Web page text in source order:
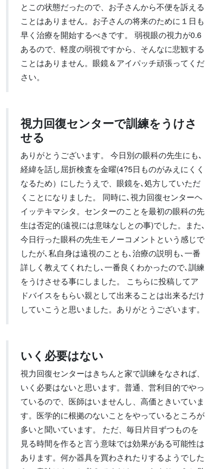
とこの状態だったので、お子さんから不便を訴える
ことはありません。お子さんの将来のために１日も
早く治療を開始するべきです。 弱視眼の視力が0.6
あるので、軽度の弱視ですから、そんなに悲観する
ことはありません。眼鏡＆アイパッチ頑張ってくだ
さい。
視力回復センターで訓練をうけさ
せる
ありがとうございます。 今日別の眼科の先生にも､
経緯を話し屈折検査を金曜(4?5日ものがみえにくく
なるため）にしたうえで、眼鏡を､処方していただ
くことになりました。 同時に､視力回復センターヘ
イッテキマシタ。センターのことを最初の眼科の先
生は否定的(遠視には意味なしとの事)でした。また､
今日行った眼科の先生モノーコメントという感じで
したが､私自身は遠視のことも､治療の説明も､一番
詳しく教えてくれたし､一番良くわかったので､訓練
をうけさせる事にしました。 こちらに投稿してア
ドバイスをもらい親として出来ることは出来るだけ
していこうと思いました。ありがとうございます。
いく必要はない
視力回復センターはきちんと家で訓練をなされば、
いく必要はないと思います。普通、営利目的でやっ
ているので、医師はいませんし、高価ときいていま
す。医学的に根拠のないことをやっているところが
多いと聞いています。 ただ、毎日片目ずつものを
見る時間を作ると言う意味では効果がある可能性は
あります。何か器具を買わされたりするようでした